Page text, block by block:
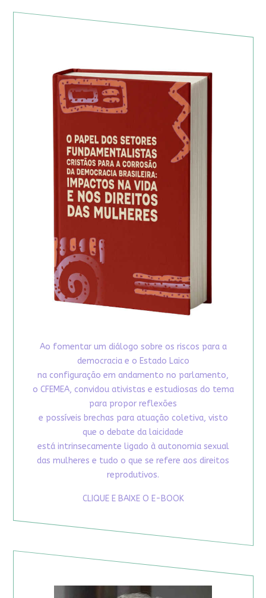
Ao fomentar um diálogo sobre os riscos para a
democracia e o Estado Laico
na configuração em andamento no parlamento,
o CFEMEA, convidou ativistas e estudiosas do tema
para propor reflexões
e possíveis brechas para atuação coletiva, visto
que o debate da laicidade
está intrinsecamente ligado à autonomia sexual
das mulheres e tudo o que se refere aos direitos
reprodutivos.
CLIQUE E BAIXE O E-BOOK